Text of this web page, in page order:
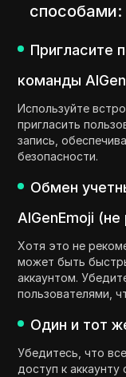
способами:
Пригласите
команды
Используйте
пригласить
запись,
безопасности.
Обмен
AIGenEmoji
Хотя это не
может быть
аккаунтом.
пользователями,
Один и тот
Убедитесь, что
доступ к